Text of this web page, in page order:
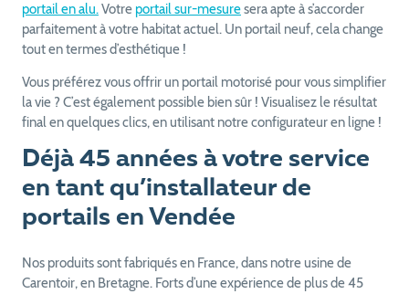
portail en alu.Votre portail sur-mesuresera apte à s’accorder
parfaitement à votre habitat actuel. Un portail neuf, cela change
tout en termes d’esthétique !
Vous préférez vous offrir un portail motorisé pour vous simplifier
la vie ? C’est également possible bien sûr ! Visualisez le résultat
final en quelques clics, en utilisant notre configurateur en ligne !
Déjà 45 années à votre service
en tant qu’installateur de
portails en Vendée
Nos produits sont fabriqués en France, dans notre usine de
Carentoir, en Bretagne. Forts d’une expérience de plus de 45